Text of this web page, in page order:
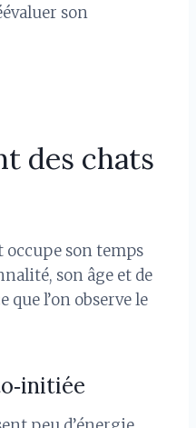
son
des chats
son temps
son âge et de
que l’on observe le